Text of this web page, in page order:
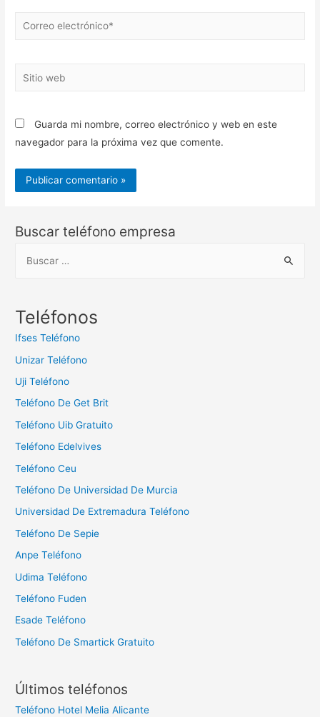
Correo
Sitio
Guarda mi nombre, correo electrónico y web en este
navegador para la próxima vez que comente.
Buscar teléfono empresa
c
:
Teléfonos
Ifses Teléfono
Unizar Teléfono
Uji Teléfono
Teléfono De Get Brit
Teléfono Uib Gratuito
Teléfono Edelvives
Teléfono Ceu
Teléfono De Universidad De Murcia
Universidad De Extremadura Teléfono
Teléfono De Sepie
Anpe Teléfono
Udima Teléfono
Teléfono Fuden
Esade Teléfono
Teléfono De Smartick Gratuito
Últimos teléfonos
Teléfono Hotel Melia Alicante